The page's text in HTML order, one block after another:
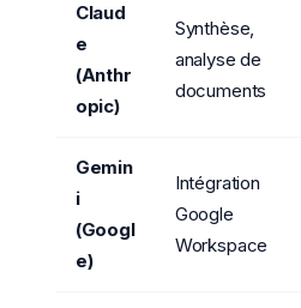
Claud
e
(Anthr
opic)
Synthèse,
analyse de
documents
Gemin
i
(Googl
e)
Intégration
Google
Workspace